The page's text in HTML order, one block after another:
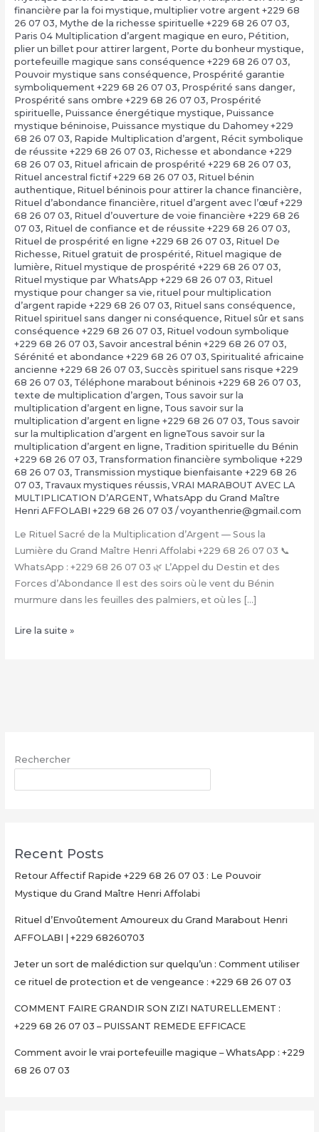
financière par la foi mystique, multiplier votre argent +229 68
26 07 03, Mythe de la richesse spirituelle +229 68 26 07 03,
Paris 04 Multiplication d’argent magique en euro, Pétition,
plier un billet pour attirer largent, Porte du bonheur mystique,
portefeuille magique sans conséquence +229 68 26 07 03,
Pouvoir mystique sans conséquence, Prospérité garantie
symboliquement +229 68 26 07 03, Prospérité sans danger,
Prospérité sans ombre +229 68 26 07 03, Prospérité
spirituelle, Puissance énergétique mystique, Puissance
mystique béninoise, Puissance mystique du Dahomey +229
68 26 07 03, Rapide Multiplication d’argent, Récit symbolique
de réussite +229 68 26 07 03, Richesse et abondance +229
68 26 07 03, Rituel africain de prospérité +229 68 26 07 03,
Rituel ancestral fictif +229 68 26 07 03, Rituel bénin
authentique, Rituel béninois pour attirer la chance financière,
Rituel d’abondance financière, rituel d’argent avec l’œuf +229
68 26 07 03, Rituel d’ouverture de voie financière +229 68 26
07 03, Rituel de confiance et de réussite +229 68 26 07 03,
Rituel de prospérité en ligne +229 68 26 07 03, Rituel De
Richesse, Rituel gratuit de prospérité, Rituel magique de
lumière, Rituel mystique de prospérité +229 68 26 07 03,
Rituel mystique par WhatsApp +229 68 26 07 03, Rituel
mystique pour changer sa vie, rituel pour multiplication
d’argent rapide +229 68 26 07 03, Rituel sans conséquence,
Rituel spirituel sans danger ni conséquence, Rituel sûr et sans
conséquence +229 68 26 07 03, Rituel vodoun symbolique
+229 68 26 07 03, Savoir ancestral bénin +229 68 26 07 03,
Sérénité et abondance +229 68 26 07 03, Spiritualité africaine
ancienne +229 68 26 07 03, Succès spirituel sans risque +229
68 26 07 03, Téléphone marabout béninois +229 68 26 07 03,
texte de multiplication d’argen, Tous savoir sur la
multiplication d’argent en ligne, Tous savoir sur la
multiplication d’argent en ligne +229 68 26 07 03, Tous savoir
sur la multiplication d’argent en ligneTous savoir sur la
multiplication d’argent en ligne, Tradition spirituelle du Bénin
+229 68 26 07 03, Transformation financière symbolique +229
68 26 07 03, Transmission mystique bienfaisante +229 68 26
07 03, Travaux mystiques réussis, VRAI MARABOUT AVEC LA
MULTIPLICATION D’ARGENT, WhatsApp du Grand Maître
Henri AFFOLABI +229 68 26 07 03 /voyanthenrie@gmail.com
Le Rituel Sacré de la Multiplication d’Argent — Sous la
Lumière du Grand Maître Henri Affolabi +229 68 26 07 03 📞
WhatsApp : +229 68 26 07 03 🌿 L’Appel du Destin et des
Forces d’Abondance Il est des soirs où le vent du Bénin
murmure dans les feuilles des palmiers, et où les […]
La
Henri
–
et
Ultra-
Rapide
Multiplier
Votre
Minutes
+229
26
07
Lire la suite »
Rechercher
Recent Posts
Retour Affectif Rapide +229 68 26 07 03 : Le Pouvoir
Mystique du Grand Maître Henri Affolabi
Rituel d’Envoûtement Amoureux du Grand Marabout Henri
AFFOLABI | +229 68260703
Jeter un sort de malédiction sur quelqu’un : Comment utiliser
ce rituel de protection et de vengeance : +229 68 26 07 03
COMMENT FAIRE GRANDIR SON ZIZI NATURELLEMENT :
+229 68 26 07 03 – PUISSANT REMEDE EFFICACE
Comment avoir le vrai portefeuille magique – WhatsApp : +229
68 26 07 03